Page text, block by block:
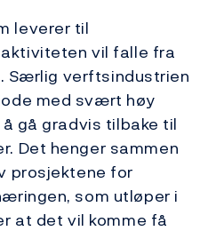
leverer til
vil falle fra
Særlig verftsindustrien
med svært høy
gå gradvis tilbake til
Det henger sammen
prosjektene for
som utløper i
at det vil komme få